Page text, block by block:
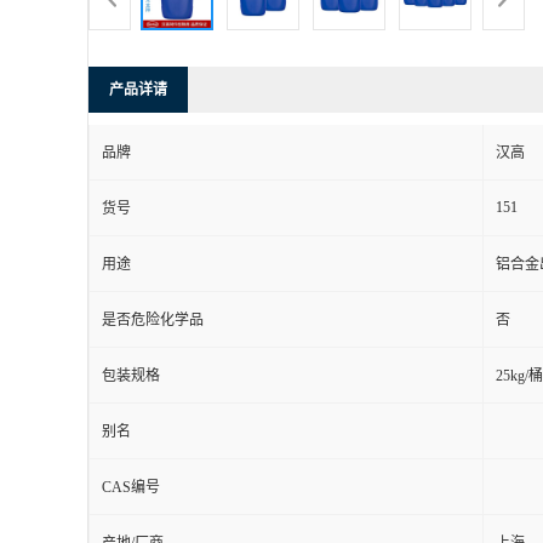
产品详请
品牌 汉高
货号 151
用途 铝合金
是否危险化学品 否
包装规格 25kg/桶
别名
CAS编号